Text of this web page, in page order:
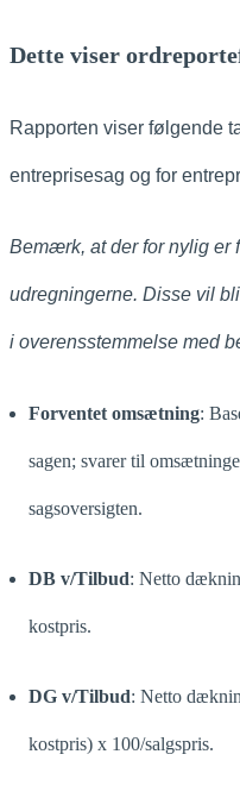
Dette viser
Rapporten viser følgende
entreprisesag og for
Bemærk, at der for nylig er
udregningerne. Disse vil
i overensstemmelse med
Forventet omsætning:
sagen; svarer til
sagsoversigten.
DB v/Tilbud: Netto
kostpris.
DG v/Tilbud: Netto
kostpris) x 100/salgspris.